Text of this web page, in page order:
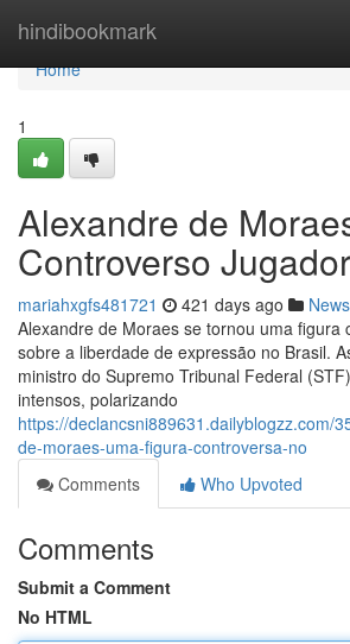
hindibookmark
Home
Home
1
Alexandre de
Controverso Jugador
mariahxgfs481721 421 days ago News
Alexandre de Moraes se tornou uma figura
sobre a liberdade de expressão no Brasil.
ministro do Supremo Tribunal Federal
intensos, polarizando
https://declancsni889631.dailyblogzz.com/
de-moraes-uma-figura-controversa-no
Comments
Who Upvoted
Comments
Submit a Comment
No HTML